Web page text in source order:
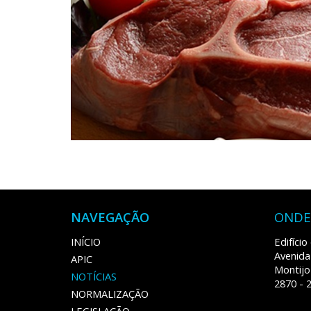
NAVEGAÇÃO
INÍCIO
APIC
NOTÍCIAS
NORMALIZAÇÃO
Montijo
2870 -